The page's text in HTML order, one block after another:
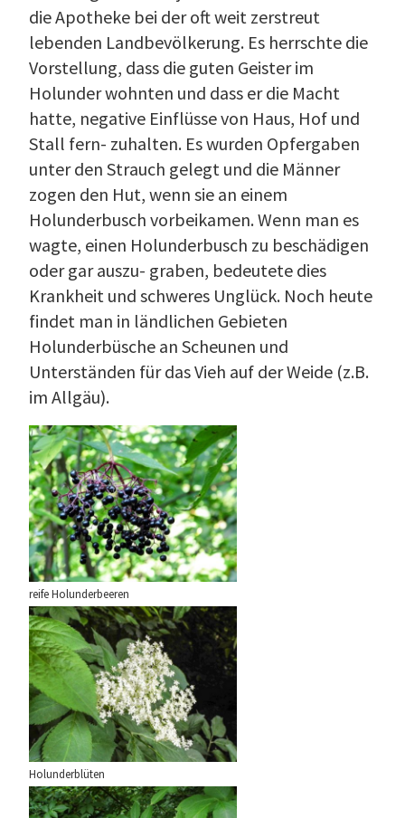
die Apotheke bei der oft weit zerstreut
lebenden Landbevölkerung. Es herrschte die
Vorstellung, dass die guten Geister im
Holunder wohnten und dass er die Macht
hatte, negative Einflüsse von Haus, Hof und
Stall fern- zuhalten. Es wurden Opfergaben
unter den Strauch gelegt und die Männer
zogen den Hut, wenn sie an einem
Holunderbusch vorbeikamen. Wenn man es
wagte, einen Holunderbusch zu beschädigen
oder gar auszu- graben, bedeutete dies
Krankheit und schweres Unglück. Noch heute
findet man in ländlichen Gebieten
Holunderbüsche an Scheunen und
Unterständen für das Vieh auf der Weide (z.B.
im Allgäu).
reife Holunderbeeren
Holunderblüten